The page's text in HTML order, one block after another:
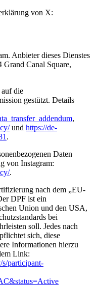
von X:
Anbieter dieses Dienstes
Canal Square,
die
gestützt. Details
,
und https://de-
.
Daten
von Instagram:
.
nach dem „EU-
DPF ist ein
Union und den USA,
bei
soll. Jedes nach
sich, diese
Informationen hierzu
Link:
participant-